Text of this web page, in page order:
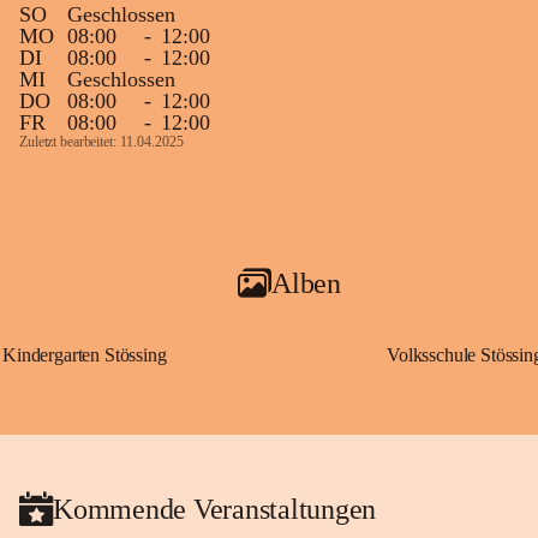
SO
Geschlossen
MO 08:00 - 12:00
DI
08:00 - 12:00
MI
Geschlossen
DO
08:00 - 12:00
FR
08:00 - 12:00
Zuletzt bearbeitet: 11.04.2025
Alben
Kindergarten Stössing Volksschule
Kommende Veranstaltungen